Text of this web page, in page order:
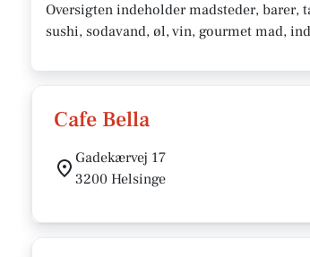
Oversigten indeholder madsteder, barer,
sushi, sodavand, øl, vin, gourmet mad,
Cafe Bella
Gadekærvej 17
3200 Helsinge